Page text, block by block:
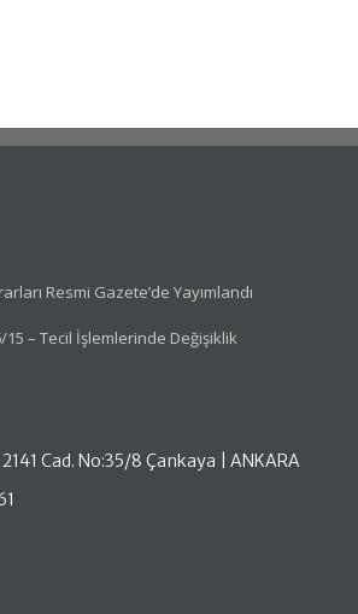
Resmi Gazete’de Yayımlandı
15 – Tecil İşlemlerinde Değişiklik
Cad. No:35/8 Çankaya | ANKARA